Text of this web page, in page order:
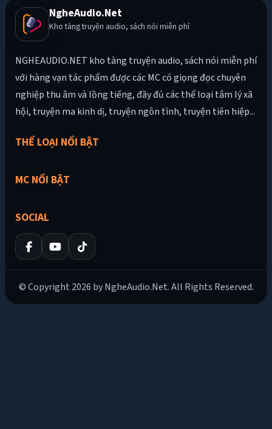
NgheAudio.Net
Kho tàng truyện audio, sách nói miễn phí
NGHEAUDIO.NET kho tàng truyện audio, sách nói miễn phí
với hàng vạn tác phẩm được các MC có giọng đọc chuyên
nghiệp thu âm và lồng tiếng, đầy đủ các thể loại tâm lý xã
hội, truyện ma kinh dị, truyện ngôn tình, truyện tiên hiệp...
THỂ LOẠI NỔI BẬT
MC NỔI BẬT
SOCIAL
© Copyright 2026 by NgheAudio.Net. All Rights Reserved.